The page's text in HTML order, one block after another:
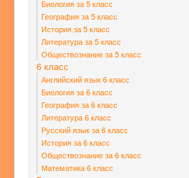
Биология за 5 класс
География за 5 класс
История за 5 класс
Литература за 5 класс
Обществознание за 5 класс
6 класс
Английский язык 6 класс
Биология за 6 класс
География за 6 класс
Литература 6 класс
Русский язык за 6 класс
История за 6 класс
Обществознание за 6 класс
Математика 6 класс